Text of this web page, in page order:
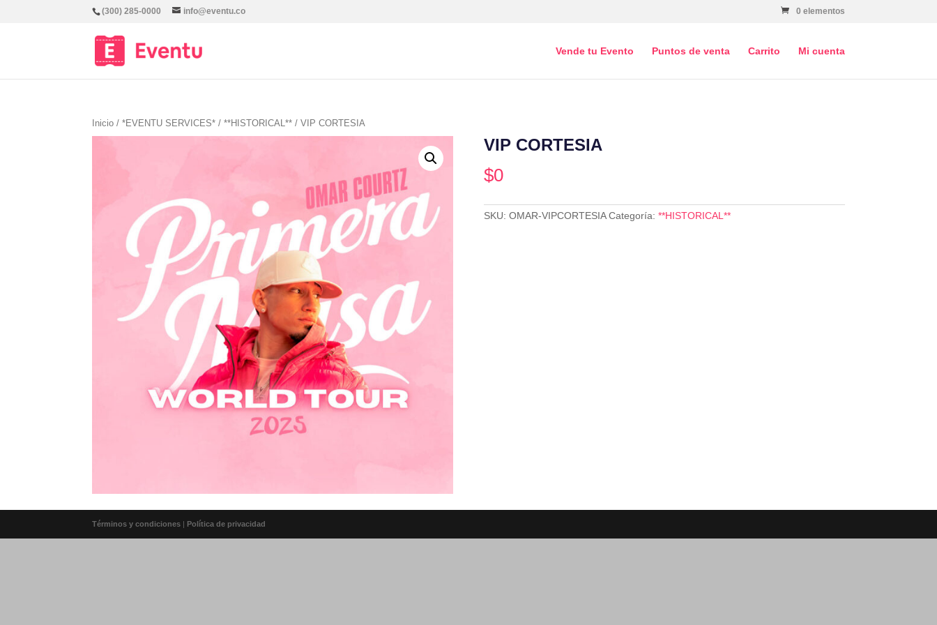
(300) 285-0000 info@eventu.co 0 elementos
Vende tu Evento Puntos de venta Carrito Mi cuenta
Inicio / *EVENTU SERVICES* / **HISTORICAL** / VIP CORTESIA
VIP CORTESIA
$0
SKU: OMAR-VIPCORTESIA Categoría: **HISTORICAL**
Términos y condiciones | Política de privacidad